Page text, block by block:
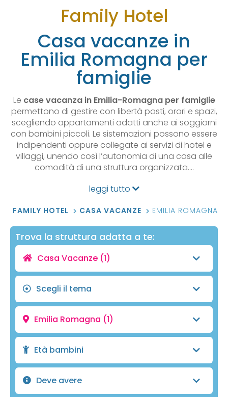
Family Hotel
Casa vacanze in
Emilia Romagna per
famiglie
Le case vacanza in Emilia-Romagna per famiglie
permettono di gestire con libertà pasti, orari e spazi,
scegliendo appartamenti adatti anche ai soggiorni
con bambini piccoli. Le sistemazioni possono essere
indipendenti oppure collegate ai servizi di hotel e
villaggi, unendo così l’autonomia di una casa alle
comodità di una struttura organizzata.…
leggi tutto
FAMILY HOTEL CASA VACANZE EMILIA ROMAGNA
Trova la struttura adatta a te:
Casa Vacanze (1)
Scegli il tema
Emilia Romagna (1)
Età bambini
Deve avere